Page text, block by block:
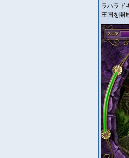
ラハラド
王国を開